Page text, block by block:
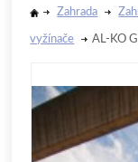
Zahrada
vyžínače AL-KO